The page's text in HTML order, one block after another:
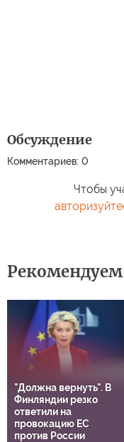
Обсуждение
Комментариев: 0
Чтобы
Рекомендуем
"Должна вернуть". В
Финляндии резко
ответили на
провокацию ЕС
против России